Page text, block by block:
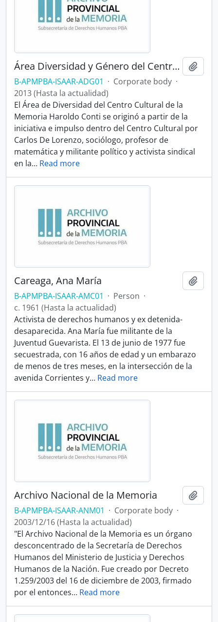
Área Diversidad y Género del Centro Cultural de la Memoria Haroldo Conti
B-APMPBA-ISAAR-ADG01 · Corporate body ·
2013 (Hasta la actualidad)
El Área de Diversidad del Centro Cultural de la
Memoria Haroldo Conti se originó a partir de la
iniciativa e impulso dentro del Centro Cultural por
Carlos De Lorenzo, sociólogo, profesor de
matemática y militante político y activista sindical
en la… Read more
Careaga, Ana María
B-APMPBA-ISAAR-AMC01 · Person ·
c. 1961 (Hasta la actualidad)
Activista de derechos humanos y ex detenida-
desaparecida. Ana María fue militante de la
Juventud Guevarista. El 13 de junio de 1977 fue
secuestrada, con 16 años de edad y un embarazo
de menos de tres meses, en la intersección de la
avenida Corrientes y… Read more
Archivo Nacional de la Memoria
B-APMPBA-ISAAR-ANM01 · Corporate body ·
2003/12/16 (Hasta la actualidad)
"El Archivo Nacional de la Memoria es un órgano
desconcentrado de la Secretaría de Derechos
Humanos del Ministerio de Justicia y Derechos
Humanos de la Nación. Fue creado por Decreto
1.259/2003 del 16 de diciembre de 2003, firmado
por el entonces… Read more